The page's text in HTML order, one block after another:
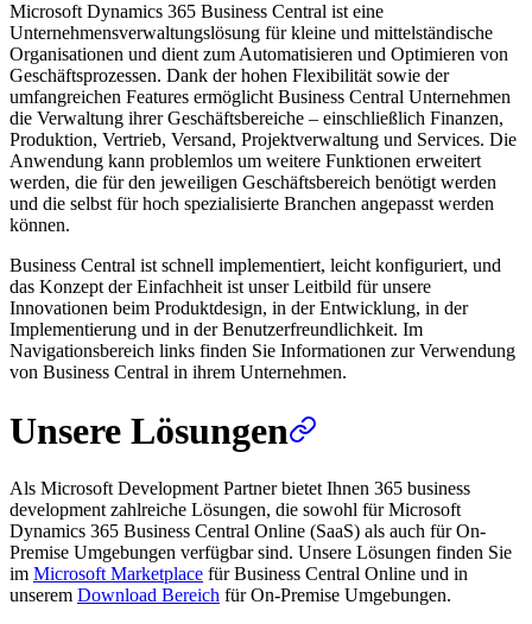
Microsoft Dynamics 365 Business Central ist eine
Unternehmensverwaltungslösung für kleine und mittelständische
Organisationen und dient zum Automatisieren und Optimieren von
Geschäftsprozessen. Dank der hohen Flexibilität sowie der
umfangreichen Features ermöglicht Business Central Unternehmen
die Verwaltung ihrer Geschäftsbereiche – einschließlich Finanzen,
Produktion, Vertrieb, Versand, Projektverwaltung und Services. Die
Anwendung kann problemlos um weitere Funktionen erweitert
werden, die für den jeweiligen Geschäftsbereich benötigt werden
und die selbst für hoch spezialisierte Branchen angepasst werden
können.
Business Central ist schnell implementiert, leicht konfiguriert, und
das Konzept der Einfachheit ist unser Leitbild für unsere
Innovationen beim Produktdesign, in der Entwicklung, in der
Implementierung und in der Benutzerfreundlichkeit. Im
Navigationsbereich links finden Sie Informationen zur Verwendung
von Business Central in ihrem Unternehmen.
Unsere Lösungen
Als Microsoft Development Partner bietet Ihnen 365 business
development zahlreiche Lösungen, die sowohl für Microsoft
Dynamics 365 Business Central Online (SaaS) als auch für On-
Premise Umgebungen verfügbar sind. Unsere Lösungen finden Sie
im Microsoft Marketplace für Business Central Online und in
unserem Download Bereich für On-Premise Umgebungen.